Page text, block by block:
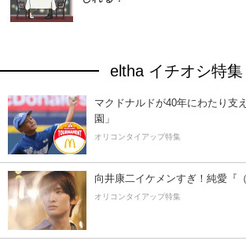
eltha イチオシ特集
マクドナルドが40年にわたり支
園」
オリコンタイアップ特集
向井康二イケメンすぎ！純愛『
オリコンタイアップ特集